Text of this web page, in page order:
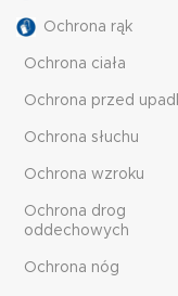
Ochrona rąk
Ochrona ciała
Ochrona przed
Ochrona słuchu
Ochrona wzroku
Ochrona drog
oddechowych
Ochrona nóg